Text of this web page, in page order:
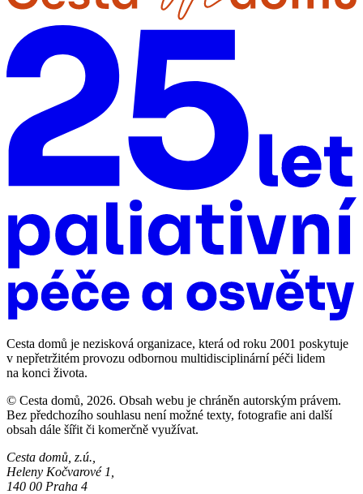
Cesta domů je nezisková organizace, která od roku 2001 poskytuje
v nepřetržitém provozu odbornou multidisciplinární péči lidem
na konci života.
© Cesta domů, 2026. Obsah webu je chráněn autorským právem.
Bez předchozího souhlasu není možné texty, fotografie ani další
obsah dále šířit či komerčně využívat.
Cesta domů, z.ú.,
Heleny Kočvarové 1,
140 00 Praha 4